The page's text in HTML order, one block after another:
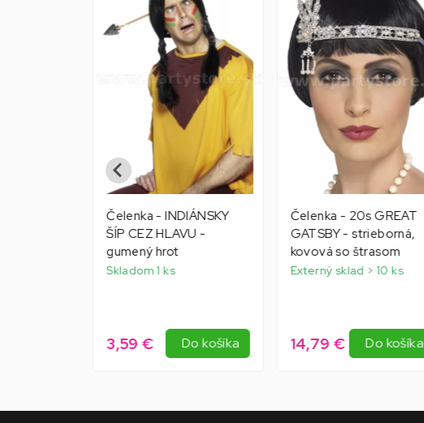
Čelenka - INDIÁNSKY
ŠÍP CEZ HLAVU -
gumený hrot
Skladom 1 ks
3,59 € Do košíka
Čelenka - 20s GREAT
GATSBY - strieborná,
kovová so štrasom
Externý sklad > 10 ks
14,79 € Do košíka